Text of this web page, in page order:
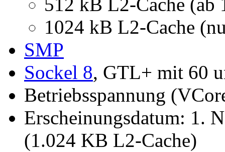
512 kB L2-Cache (ab
1024 kB L2-Cache
SMP
Sockel 8, GTL+ mit 60
Betriebsspannung
Erscheinungsdatum: 1.
(1.024 KB L2-Cache)